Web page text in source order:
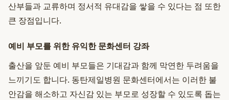
산부들과 교류하며 정서적 유대감을 쌓을 수 있다는 점 또한
큰 장점입니다.
예비 부모를 위한 유익한 문화센터 강좌
출산을 앞둔 예비 부모들은 기대감과 함께 막연한 두려움을
느끼기도 합니다. 동탄제일병원 문화센터에서는 이러한 불
안감을 해소하고 자신감 있는 부모로 성장할 수 있도록 돕는